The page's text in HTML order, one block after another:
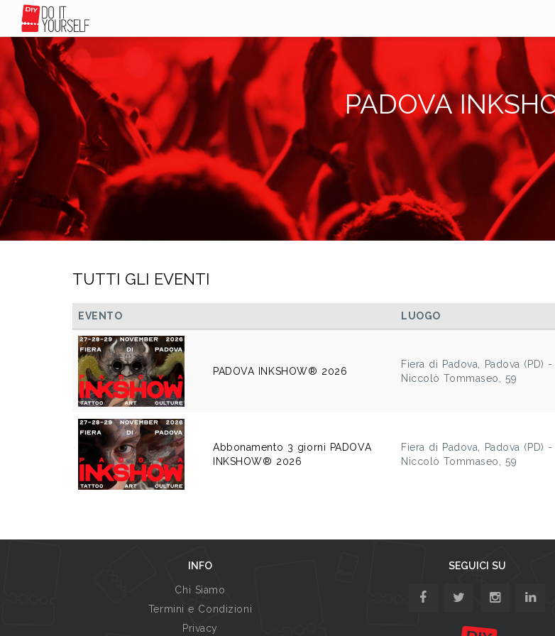
PADOVA
TUTTI GLI EVENTI
EVENTO LUOGO
PADOVA INKSHOW® 2026
Fiera di Padova, Padova (PD) -
Niccolò Tommaseo, 59
Abbonamento 3 giorni PADOVA
INKSHOW® 2026
Fiera di Padova, Padova (PD) -
Niccolò Tommaseo, 59
INFO
Chi Siamo
Termini e Condizioni
Privacy
SEGUICI SU